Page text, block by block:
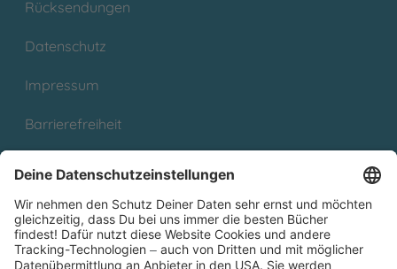
Rücksendungen
Datenschutz
Impressum
Barrierefreiheit
Partnerprogramm (Affiliate)